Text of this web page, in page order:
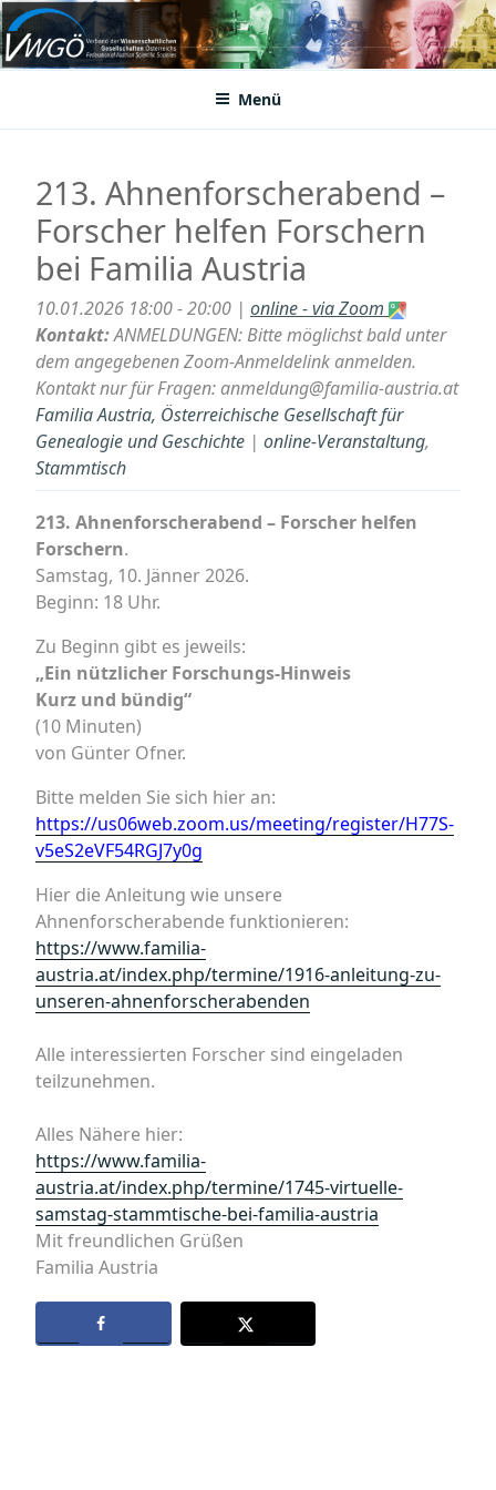
Zum
Inhalt
springenVWGÖ
Federation of Austrian Scientific Societies
Menü
213. Ahnenforscherabend –
Forscher helfen Forschern
bei Familia Austria
10.01.2026 18:00 - 20:00 | online - via Zoom
Kontakt:ANMELDUNGEN: Bitte möglichst bald unter
dem angegebenen Zoom-Anmeldelink anmelden.
Kontakt nur für Fragen: anmeldung@familia-austria.at
Familia Austria, Österreichische Gesellschaft für
Genealogie und Geschichte | online-Veranstaltung,
Stammtisch
213. Ahnenforscherabend – Forscher helfen
Forschern.
Samstag, 10. Jänner 2026.
Beginn: 18 Uhr.
Zu Beginn gibt es jeweils:
„Ein nützlicher Forschungs-Hinweis
Kurz und bündig“
(10 Minuten)
von Günter Ofner.
Bitte melden Sie sich hier an:
https://us06web.zoom.us/meeting/register/H77S-
v5eS2eVF54RGJ7y0g
Hier die Anleitung wie unsere
Ahnenforscherabende funktionieren:
https://www.familia-
austria.at/index.php/termine/1916-anleitung-zu-
unseren-ahnenforscherabenden
Alle interessierten Forscher sind eingeladen
teilzunehmen.
Alles Nähere hier:
https://www.familia-
austria.at/index.php/termine/1745-virtuelle-
samstag-stammtische-bei-familia-austria
Mit freundlichen Grüßen
Familia Austria